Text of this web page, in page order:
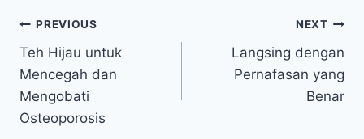
Navigasi
pos
PREVIOUS
Teh Hijau untuk
Mencegah dan
Mengobati
Osteoporosis
NEXT
Langsing dengan
Pernafasan yang
Benar